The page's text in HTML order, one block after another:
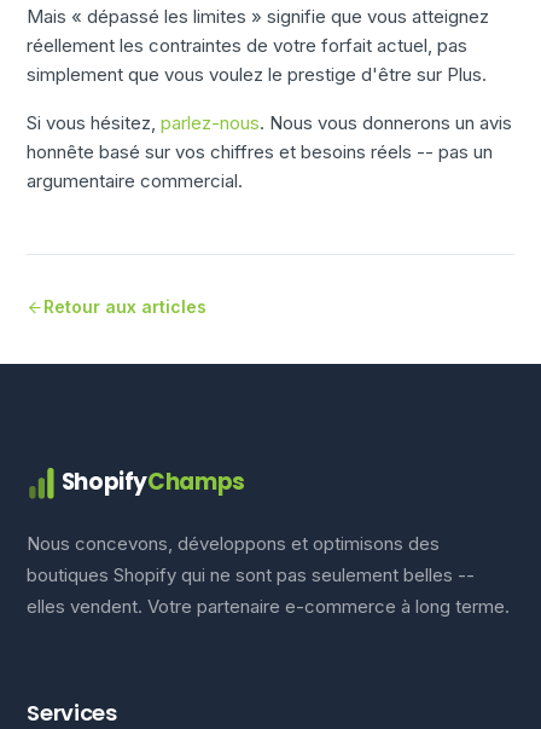
Mais « dépassé les limites » signifie que vous atteignez
réellement les contraintes de votre forfait actuel, pas
simplement que vous voulez le prestige d'être sur Plus.
Si vous hésitez,parlez-nous. Nous vous donnerons un avis
honnête basé sur vos chiffres et besoins réels -- pas un
argumentaire commercial.
Retour aux articles
ShopifyChamps
Nous concevons, développons et optimisons des
boutiques Shopify qui ne sont pas seulement belles --
elles vendent. Votre partenaire e-commerce à long terme.
Services